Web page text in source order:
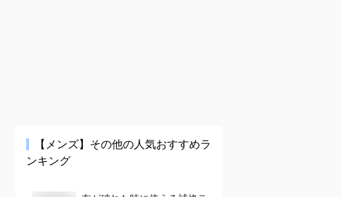
【メンズ】 その他の人気おすすめラ
ンキング